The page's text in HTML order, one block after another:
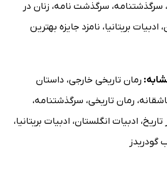
، سرگذشتنامه، سرگذشت نامه، زنان در
، ادبیات بریتانیا، نامزد جایزه بهترین
رمان تاریخی خارجی، داستان
، رمان تاریخی، سرگذشتنامه،
تاریخ، ادبیات انگلستان، ادبیات بریتانیا،
گودریدز